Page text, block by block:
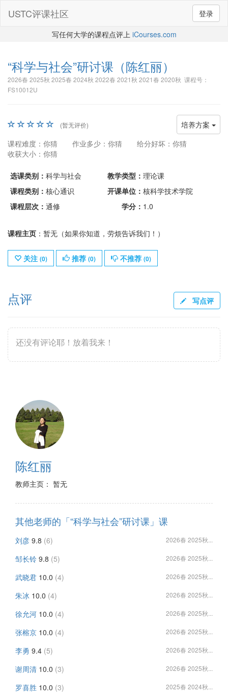
登录
USTC评课社区
写任何大学的课程点评上 iCourses.com
“科学与社会”研讨课 （陈红丽）
2026春 2025秋 2025春 2024秋 2022春 2021秋 2021春 2020秋 课程号：
FS10012U
培养方案
(暂无评价)
课程难度：你猜 作业多少：你猜
给分好坏：你猜
收获大小：你猜
选课类别： 科学与社会 教学类型： 理论课
课程类别： 核心通识 开课单位： 核科学技术学院
课程层次： 通修 学分： 1.0
课程主页 ：暂无（如果你知道，劳烦告诉我们！）
关注 (0) 推荐 (0) 不推荐 (0)
点评 写点评
还没有评论耶！放着我来！
陈红丽
教师主页： 暂无
其他老师的「“科学与社会”研讨课」课
刘彦 9.8 (6) 2026春 2025秋...
邹长铃 9.8 (5) 2026春 2025秋...
武晓君 10.0 (4) 2026春 2025秋...
朱冰 10.0 (4) 2026春 2025秋...
徐允河 10.0 (4) 2026春 2025秋...
张榕京 10.0 (4) 2026春 2025秋...
李勇 9.4 (5) 2026春 2025秋...
谢周清 10.0 (3) 2026春 2025秋...
罗喜胜 10.0 (3) 2025春 2024秋...